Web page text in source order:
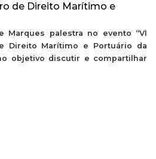
de Direito Marítimo e
Marques palestra no evento “VI
Direito Marítimo e Portuário da
objetivo discutir e compartilhar